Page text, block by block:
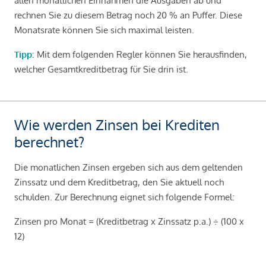
rechnen Sie zu diesem Betrag noch 20 % an Puffer. Diese
Monatsrate können Sie sich maximal leisten.
Tipp: Mit dem folgenden Regler können Sie herausfinden,
welcher Gesamtkreditbetrag für Sie drin ist.
Wie werden Zinsen bei Krediten
berechnet?
Die monatlichen Zinsen ergeben sich aus dem geltenden
Zinssatz und dem Kreditbetrag, den Sie aktuell noch
schulden. Zur Berechnung eignet sich folgende Formel:
Zinsen pro Monat = (Kreditbetrag x Zinssatz p.a.) ÷ (100 x
12)